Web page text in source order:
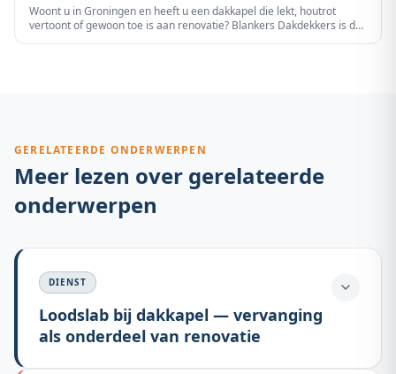
Woont u in Groningen en heeft u een dakkapel die lekt, houtrot
vertoont of gewoon toe is aan renovatie? Blankers Dakdekkers is de
GERELATEERDE ONDERWERPEN
Meer lezen over gerelateerde
onderwerpen
DIENST
Loodslab bij dakkapel — vervanging
als onderdeel van renovatie